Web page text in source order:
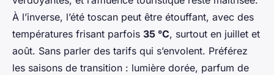
À l’inverse, l’été toscan peut être étouffant, avec des
températures frisant parfois 35 °C, surtout en juillet et
août. Sans parler des tarifs qui s’envolent. Préférez
les saisons de transition : lumière dorée, parfum de